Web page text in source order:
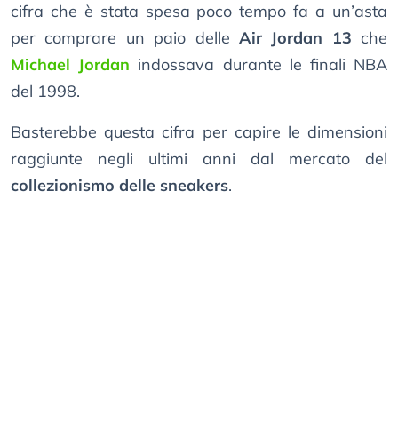
cifra che è stata spesa poco tempo fa a un’asta
per comprare un paio delle Air Jordan 13 che
Michael Jordan indossava durante le finali NBA
del 1998.
Basterebbe questa cifra per capire le dimensioni
raggiunte negli ultimi anni dal mercato del
collezionismo delle sneakers.